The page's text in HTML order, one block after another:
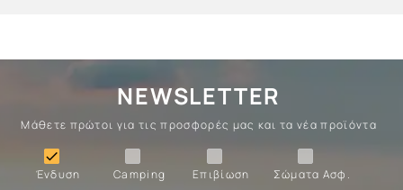
NEWSLETTER
Μάθετε πρώτοι για τις προσφορές μας και τα νέα προϊόντα
Σώματα Ασφ.
Επιβίωση
Camping
Ένδυση

Ένδυση